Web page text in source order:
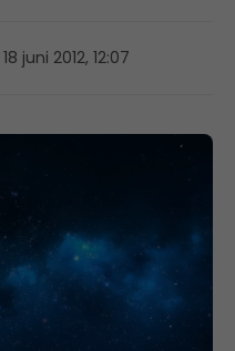
18 juni 2012, 12:07